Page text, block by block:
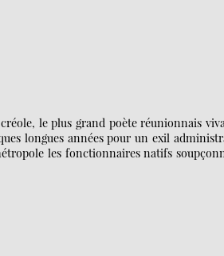
le plus grand poète réunionnais
longues années pour un exil
les fonctionnaires natifs